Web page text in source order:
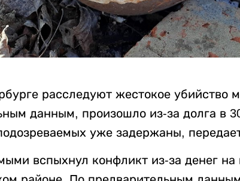
расследуют жестокое убийство
данным, произошло из-за долга в
уже задержаны,
вспыхнул конфликт из-за денег на